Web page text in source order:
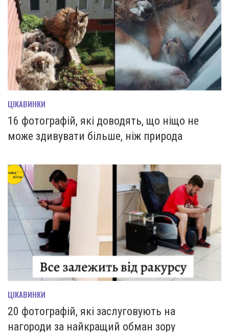
ЦІКАВИНКИ
16 фотографій, які доводять, що ніщо не
може здивувати більше, ніж природа
ЦІКАВИНКИ
20 фотографій, які заслуговують на
нагороди за найкращий обман зору